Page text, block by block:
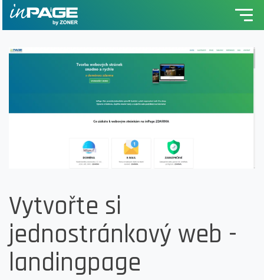
Vytvořte si
jednostránkový web -
landingpage